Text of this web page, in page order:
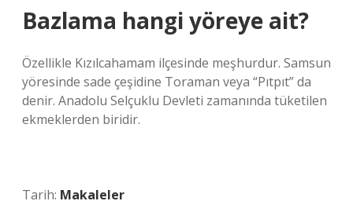
Bazlama hangi yöreye ait?
Özellikle Kızılcahamam ilçesinde meşhurdur. Samsun
yöresinde sade çeşidine Toraman veya “Pıtpıt” da
denir. Anadolu Selçuklu Devleti zamanında tüketilen
ekmeklerden biridir.
Tarih: Makaleler